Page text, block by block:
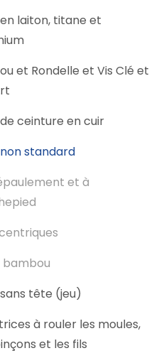
laiton, titane et
et Rondelle et Vis Clé et
ceinture en cuir
standard
et à
bambou
tête (jeu)
à rouler les moules,
et les fils